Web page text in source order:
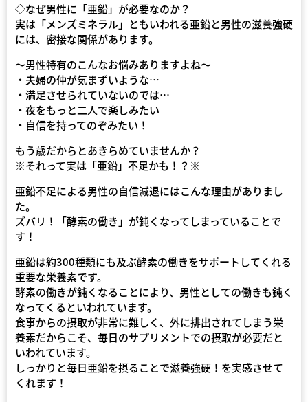
◇なぜ男性に「亜鉛」が必要なのか？
実は「メンズミネラル」ともいわれる亜鉛と男性の滋養強硬
には、密接な関係があります。
〜男性特有のこんなお悩みありますよね〜
・夫婦の仲が気まずいような…
・満足させられていないのでは…
・夜をもっと二人で楽しみたい
・自信を持ってのぞみたい！
もう歳だからとあきらめていませんか？
※それって実は「亜鉛」不足かも！？※
亜鉛不足による男性の自信減退にはこんな理由がありまし
た。
ズバリ！「酵素の働き」が鈍くなってしまっていることで
す！
亜鉛は約300種類にも及ぶ酵素の働きをサポートしてくれる
重要な栄養素です。
酵素の働きが鈍くなることにより、男性としての働きも鈍く
なってくるといわれています。
食事からの摂取が非常に難しく、外に排出されてしまう栄
養素だからこそ、毎日のサプリメントでの摂取が必要だと
いわれています。
しっかりと毎日亜鉛を摂ることで滋養強硬！を実感させて
くれます！